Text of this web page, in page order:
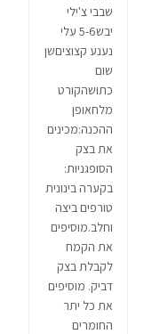
שבבי צ'ילי
יבש5-6 עלי
נענע קצוציםשן
שום
כתושהקורט
מלחאופן
ההכנה:מכינים
את בצק
הסופגניות:
בקערה בינונית
טורפים ביצה
וחלב.מוסיפים
את הקמח
לקבלת בצק
דביק. מוסיפים
את כל יתר
החומרים